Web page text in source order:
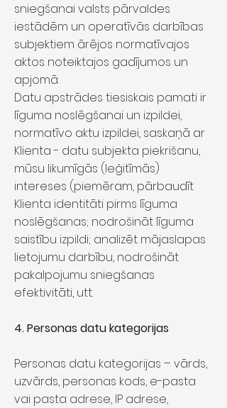
sniegšanai valsts pārvaldes
iestādēm un operatīvās darbības
subjektiem ārējos normatīvajos
aktos noteiktajos gadījumos un
apjomā.
Datu apstrādes tiesiskais pamati ir
līguma noslēgšanai un izpildei,
normatīvo aktu izpildei, saskaņā ar
Klienta - datu subjekta piekrišanu,
mūsu likumīgās (leģitīmās)
intereses (piemēram, pārbaudīt
Klienta identitāti pirms līguma
noslēgšanas; nodrošināt līguma
saistību izpildi; analizēt mājaslapas
lietojumu darbību, nodrošināt
pakalpojumu sniegšanas
efektivitāti, utt.
4. Personas datu kategorijas
Personas datu kategorijas – vārds,
uzvārds, personas kods, e-pasta
vai pasta adrese, IP adrese,